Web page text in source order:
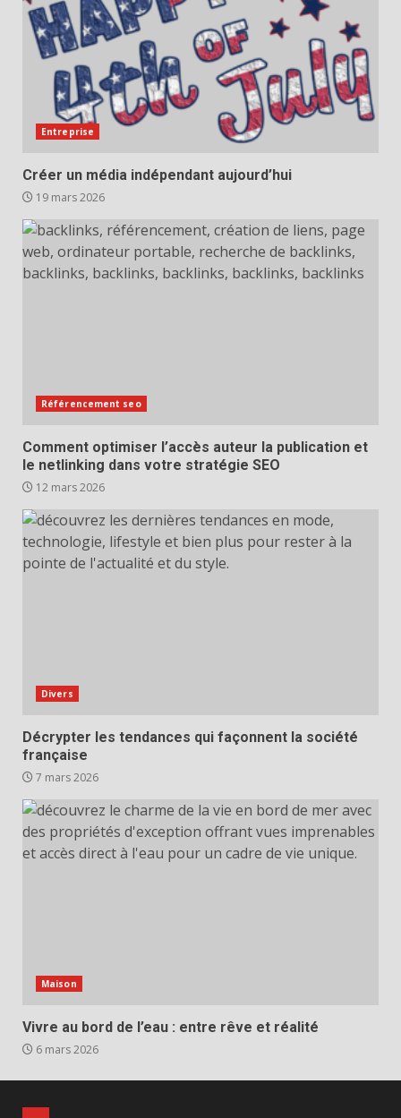
Entreprise
Créer un média indépendant aujourd’hui
19 mars 2026
Référencement seo
Comment optimiser l’accès auteur la publication et
le netlinking dans votre stratégie SEO
12 mars 2026
Divers
Décrypter les tendances qui façonnent la société
française
7 mars 2026
Maison
Vivre au bord de l’eau : entre rêve et réalité
6 mars 2026